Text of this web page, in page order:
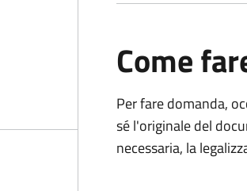
Come
Per fare domanda,
sé l'originale del
necessaria, la